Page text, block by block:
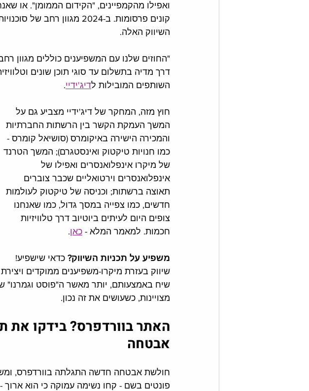
ואפילו מהקמפיינים, "הקידום הממומן". או
קונים פרסומות. ב-2024
השיווק האלה.
"החוזים שלנו עם המשפיענים כוללים מגוון
דרך מדיה בתשלום עד סוגי תוכן שונים
השותפים המובילות לדיג'ידיי.
חוץ מזה, המחקר של דיג'ידיי מצביע גם על
המשך העמקת הקשר בין הרשתות החברתיות
והמכירה הישירה באיקומרס (סושיאל קומרס -
כמו חנויות טיקטוק ואינסטגרם); המשך הטרנד
של מיקרו אינפלואנסרים ואפילו של
אינפלואנסרים וירטואליים שכבר צוברים
תאוצה ברשתות; וכניסה של טיקטוק לעולמות
חדשים, כמו צפייה במסך גדול, כמו שאנחנו
צופים היום לעיתים ביוטיוב דרך טלוויזיות
חכמות. למאמר המלא - כאן.
משפיע על תכניות השיווק? כדאי שישפיע!
שיווק בעזרת מיקרו-משפיענים ממוקדים ויצירת
שיח באמצעותם, יותר מאשר ה"פוסט וגמרנו"
מצויינות, כשעושים את זה נכון.
האתר בוורדפרס? בידקו את
אבטחה
חולשת אבטחה חדשה התגלתה בוורדפרס,
פונטים בשם - קחו נשימה עמוקה כי הוא ארוך -